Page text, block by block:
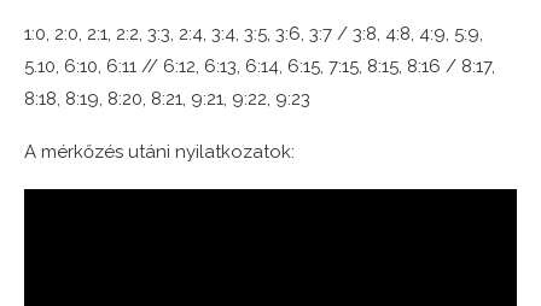
1:0, 2:0, 2:1, 2:2, 3:3, 2:4, 3:4, 3:5, 3:6, 3:7 / 3:8, 4:8, 4:9, 5:9,
5.10, 6:10, 6:11 // 6:12, 6:13, 6:14, 6:15, 7:15, 8:15, 8:16 / 8:17,
8:18, 8:19, 8:20, 8:21, 9:21, 9:22, 9:23
A mérkőzés utáni nyilatkozatok: